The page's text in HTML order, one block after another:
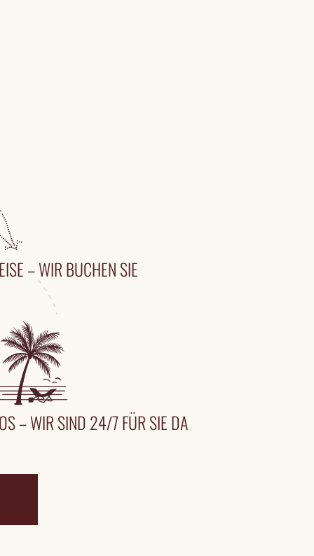
– WIR BUCHEN SIE
– WIR SIND 24/7 FÜR SIE DA